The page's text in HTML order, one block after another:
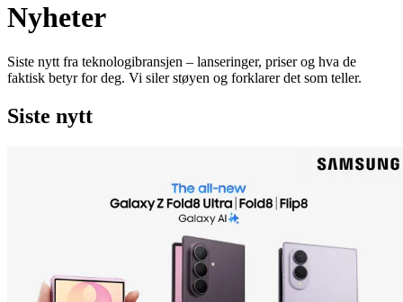
Nyheter
Siste nytt fra teknologibransjen – lanseringer, priser og hva de
faktisk betyr for deg. Vi siler støyen og forklarer det som teller.
Siste nytt